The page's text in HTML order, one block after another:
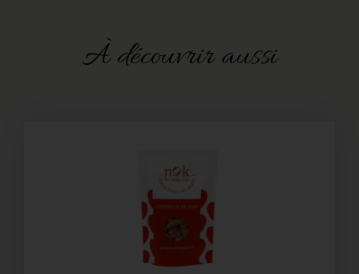
À découvrir aussi